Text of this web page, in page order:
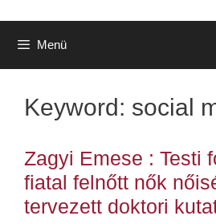
Menü
Keyword: social
Zagyi Emese : Testi
fiatal felnőtt nők
tervezett doktori